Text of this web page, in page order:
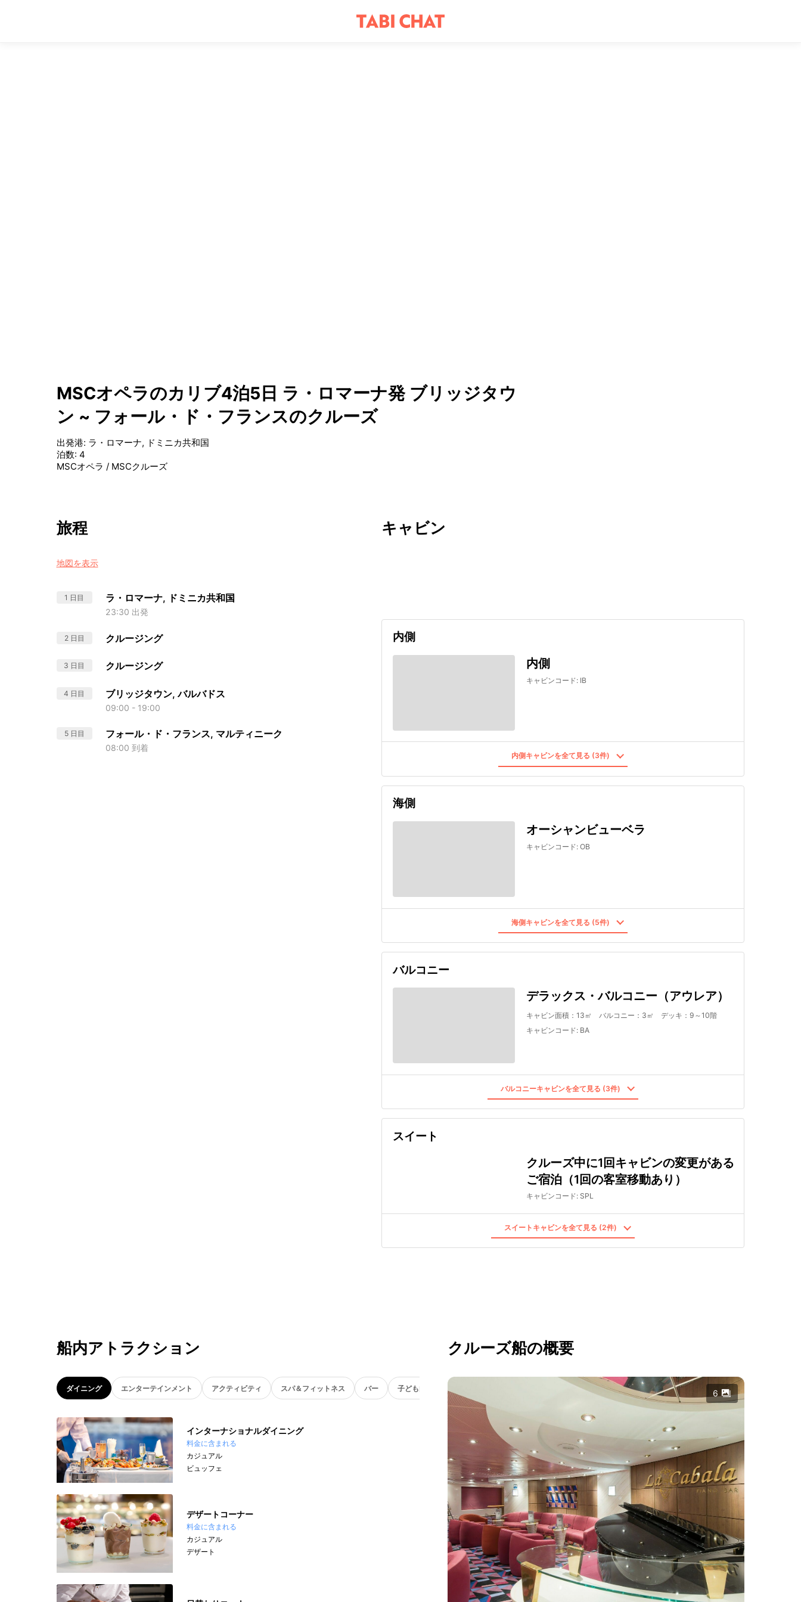
MSCオペラのカリブ4泊5日 ラ・ロマーナ発 ブリッジタウ
ン ~ フォール・ド・フランスのクルーズ
出発港: ラ・ロマーナ, ドミニカ共和国
泊数: 4
MSCオペラ / MSCクルーズ
旅程
地図を表示
1 日目 ラ・ロマーナ, ドミニカ共和国
23:30 出発
2 日目 クルージング
3 日目 クルージング
4 日目 ブリッジタウン, バルバドス
09:00 - 19:00
5 日目 フォール・ド・フランス, マルティニーク
08:00 到着
キャビン
内側
内側
キャビンコード: IB
内側キャビンを全て見る (3件)
海側
オーシャンビューベラ
キャビンコード: OB
海側キャビンを全て見る (5件)
バルコニー
デラックス・バルコニー（アウレア）
キャビン面積：13㎡ バルコニー：3㎡ デッキ：9～10階
キャビンコード: BA
バルコニーキャビンを全て見る (3件)
スイート
クルーズ中に1回キャビンの変更がある
ご宿泊（1回の客室移動あり）
キャビンコード: SPL
スイートキャビンを全て見る (2件)
船内アトラクション
ダイニング エンターテインメント アクティビティ スパ＆フィットネス バー 子ども向け
インターナショナルダイニング
料金に含まれる
カジュアル
ビュッフェ
デザートコーナー
料金に含まれる
カジュアル
デザート
クルーズ船の概要
6